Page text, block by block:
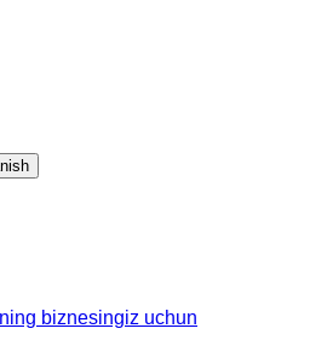
biznesingiz uchun